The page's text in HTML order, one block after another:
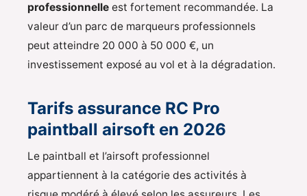
professionnelle est fortement recommandée. La
valeur d’un parc de marqueurs professionnels
peut atteindre 20 000 à 50 000 €, un
investissement exposé au vol et à la dégradation.
Tarifs assurance RC Pro
paintball airsoft en 2026
Le paintball et l’airsoft professionnel
appartiennent à la catégorie des activités à